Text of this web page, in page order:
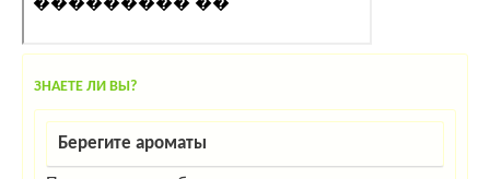
ЗНАЕТЕ ЛИ ВЫ?
Берегите ароматы